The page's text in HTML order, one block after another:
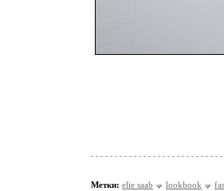
Метки: elie saab lookbook